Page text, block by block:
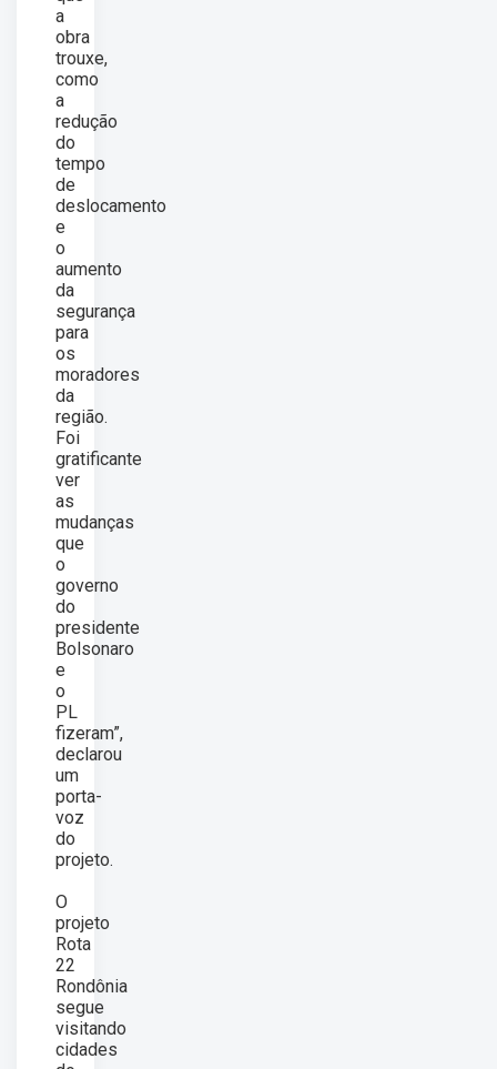
a
obra
trouxe,
como
a
redução
do
tempo
de
deslocamento
e
o
aumento
da
segurança
para
os
moradores
da
região.
Foi
gratificante
ver
as
mudanças
que
o
governo
do
presidente
Bolsonaro
e
o
PL
fizeram”,
declarou
um
porta-
voz
do
projeto.
O
projeto
Rota
22
Rondônia
segue
visitando
cidades